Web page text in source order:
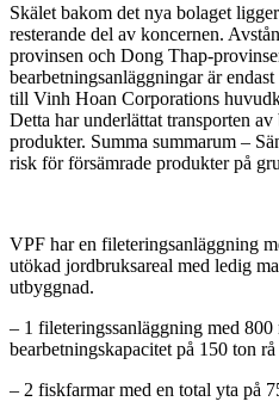
Skälet bakom det nya bolaget
resterande del av koncernen.
provinsen och Dong Thap-
bearbetningsanläggningar är
till Vinh Hoan Corporations
Detta har underlättat transporten
produkter. Summa summarum –
risk för försämrade produkter på
VPF har en fileteringsanläggning
utökad jordbruksareal med ledig
utbyggnad.
– 1 fileteringssanläggning med 800
bearbetningskapacitet på 150 ton
– 2 fiskfarmar med en total yta på